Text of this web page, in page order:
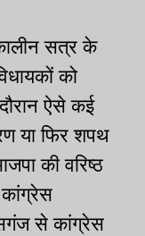
सत्र के
को
ऐसे कई
या फिर शपथ
की वरिष्ठ
से कांग्रेस